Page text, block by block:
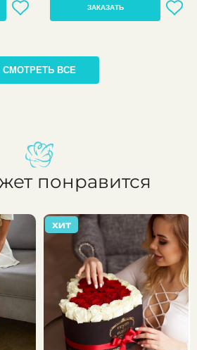
ЗАКАЗАТЬ
СМОТРЕТЬ ВСЕ
понравится
ХИТ